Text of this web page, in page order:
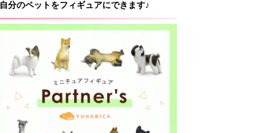
自分のペットをフィギュアにできます♪